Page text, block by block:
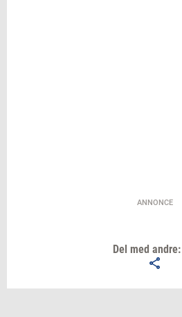
ANNONCE
Del med andre: